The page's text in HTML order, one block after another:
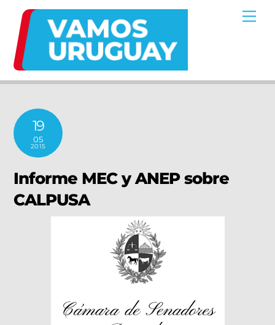
content
19
05
2015
Informe MEC y ANEP sobre
CALPUSA